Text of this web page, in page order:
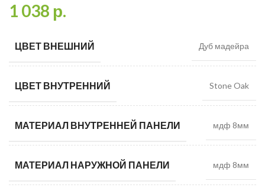
1 038 р.
ЦВЕТ ВНЕШНИЙ Дуб мадейра
ЦВЕТ ВНУТРЕННИЙ Stone Oak
МАТЕРИАЛ ВНУТРЕННЕЙ ПАНЕЛИ мдф 8мм
МАТЕРИАЛ НАРУЖНОЙ ПАНЕЛИ мдф 8мм